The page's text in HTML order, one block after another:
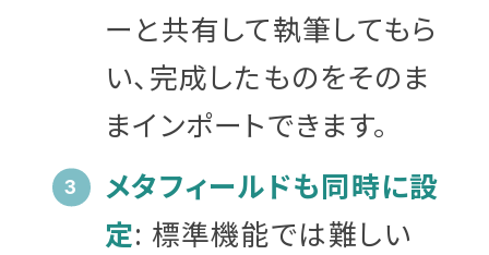
ーと共有して執筆してもら
い、完成したものをそのま
まインポートできます。
メタフィールドも同時に設
定: 標準機能では難しい